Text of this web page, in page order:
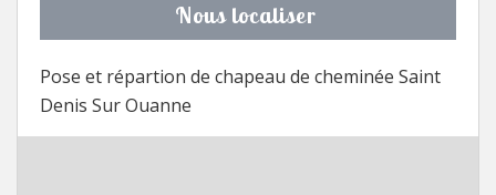
Nous localiser
Pose et répartion de chapeau de cheminée Saint
Denis Sur Ouanne